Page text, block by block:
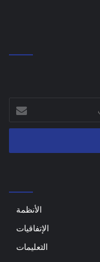
الأنظمة
الإتفاقيات
التعليمات